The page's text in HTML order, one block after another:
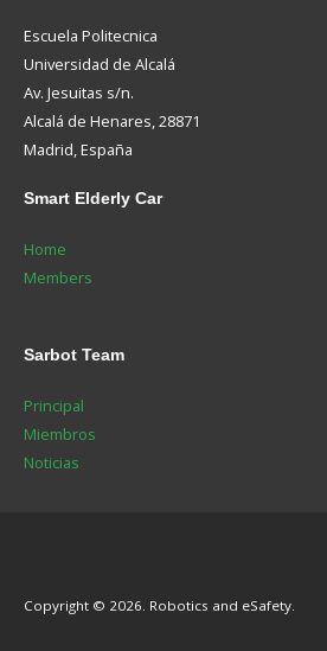
Escuela Politecnica
Universidad de Alcalá
Av. Jesuitas s/n.
Alcalá de Henares, 28871
Madrid, España
Smart Elderly Car
Home
Members
Sarbot Team
Principal
Miembros
Noticias
Copyright © 2026. Robotics and eSafety.